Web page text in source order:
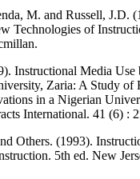
M. and Russell, J.D.
Technologies of
Instructional Media Use
Zaria: A Study of
in a Nigerian
International. 41 (6) :
Others. (1993).
5th ed. New